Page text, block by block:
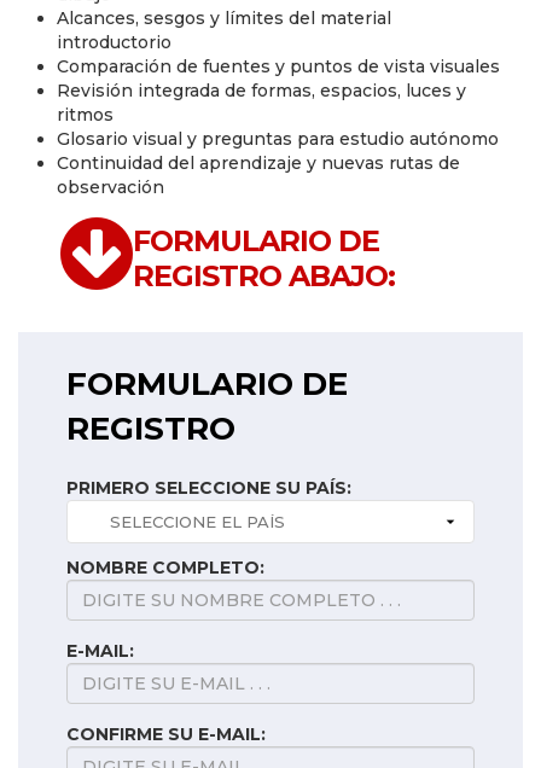
Alcances, sesgos y límites del material
introductorio
Comparación de fuentes y puntos de vista visuales
Revisión integrada de formas, espacios, luces y
ritmos
Glosario visual y preguntas para estudio autónomo
Continuidad del aprendizaje y nuevas rutas de
observación
FORMULARIO DE
REGISTRO ABAJO:
FORMULARIO DE
REGISTRO
PRIMERO SELECCIONE SU PAÍS:
NOMBRE COMPLETO:
E-MAIL:
CONFIRME SU E-MAIL: